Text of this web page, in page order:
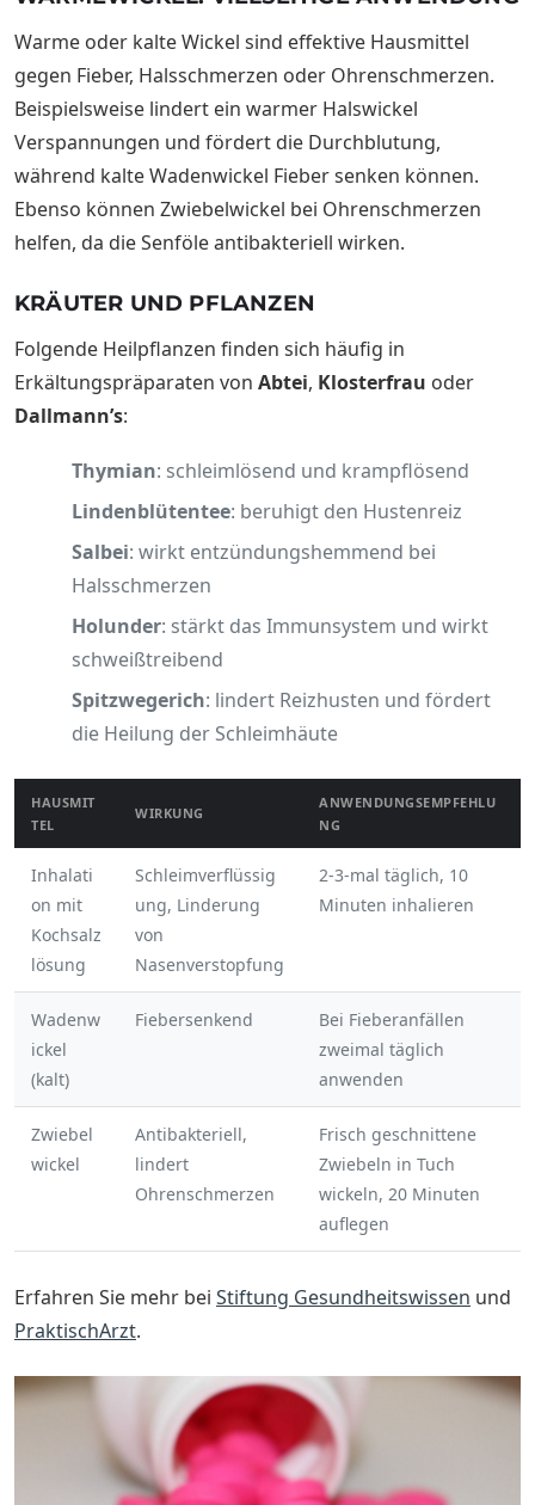
Warme oder kalte Wickel sind effektive Hausmittel
gegen Fieber, Halsschmerzen oder Ohrenschmerzen.
Beispielsweise lindert ein warmer Halswickel
Verspannungen und fördert die Durchblutung,
während kalte Wadenwickel Fieber senken können.
Ebenso können Zwiebelwickel bei Ohrenschmerzen
helfen, da die Senföle antibakteriell wirken.
KRÄUTER UND PFLANZEN
Folgende Heilpflanzen finden sich häufig in
Erkältungspräparaten von Abtei, Klosterfrau oder
Dallmann’s:
Thymian: schleimlösend und krampflösend
Lindenblütentee: beruhigt den Hustenreiz
Salbei: wirkt entzündungshemmend bei
Halsschmerzen
Holunder: stärkt das Immunsystem und wirkt
schweißtreibend
Spitzwegerich: lindert Reizhusten und fördert
die Heilung der Schleimhäute
HAUSMIT
TEL
WIRKUNG
ANWENDUNGSEMPFEHLU
NG
Inhalati
on mit
Kochsalz
lösung
Schleimverflüssig
ung, Linderung
von
Nasenverstopfung
2-3-mal täglich, 10
Minuten inhalieren
Wadenw
ickel
(kalt)
Fiebersenkend
Bei Fieberanfällen
zweimal täglich
anwenden
Zwiebel
wickel
Antibakteriell,
lindert
Ohrenschmerzen
Frisch geschnittene
Zwiebeln in Tuch
wickeln, 20 Minuten
auflegen
Erfahren Sie mehr bei Stiftung Gesundheitswissen und
PraktischArzt.